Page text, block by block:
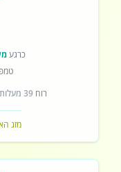
כרגע
רוח 39 מעלות
מזג